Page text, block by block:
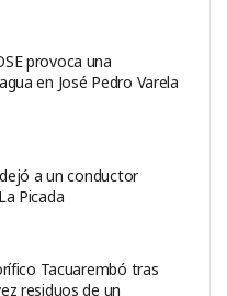
provoca una
en José Pedro Varela
a un conductor
Picada
Tacuarembó tras
residuos de un